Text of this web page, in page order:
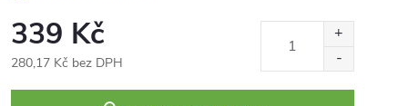
339 Kč
280,17 Kč bez DPH